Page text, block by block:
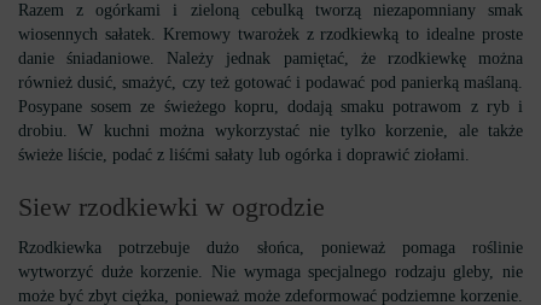
Razem z ogórkami i zieloną cebulką tworzą niezapomniany smak
wiosennych sałatek.
Kremowy twarożek z rzodkiewką to idealne proste
danie śniadaniowe.
Należy jednak pamiętać, że rzodkiewkę można
również dusić, smażyć, czy też gotować i podawać pod panierką maślaną.
Posypane sosem ze świeżego kopru, dodają smaku potrawom z ryb i
drobiu.W kuchni można wykorzystać nie tylko korzenie, ale także
świeże liście, podać z liśćmi sałaty lub ogórka i doprawić ziołami.
Siew rzodkiewki w ogrodzie
Rzodkiewka potrzebuje dużo słońca, ponieważ pomaga roślinie
wytworzyć duże korzenie.
Nie wymaga specjalnego rodzaju gleby, nie
może być zbyt ciężka, ponieważ może zdeformować podziemne korzenie.